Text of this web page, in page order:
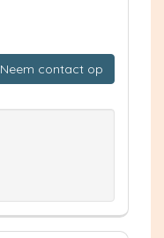
Neem contact op